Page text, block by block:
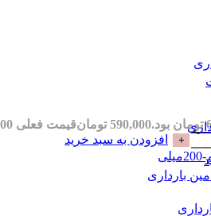
بارداری
590,000 تومانقیمت فعلی 590,000 تومان است.
افزودن به سبد خرید